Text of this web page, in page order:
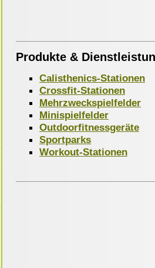
Produkte &
Calisthenics-Stationen
Crossfit-Stationen
Mehrzweckspielfelder
Minispielfelder
Outdoorfitnessgeräte
Sportparks
Workout-Stationen